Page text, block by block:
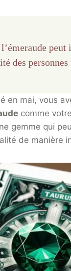
des personnes
en mai, vous
comme votre
gemme qui
de manière